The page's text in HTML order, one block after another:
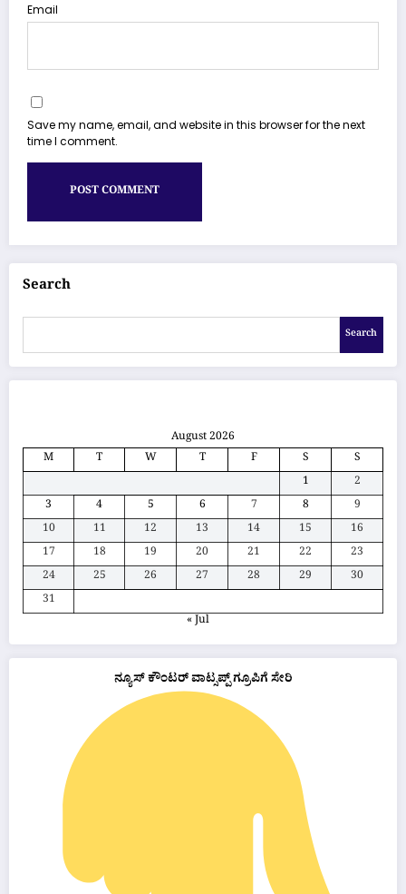
Email
Save my name, email, and website in this browser for the next
time I comment.
Search
Search
August 2026
M
T W T F S
S
1
2
3
4 5 6 7 8
9
10
11 12 13 14 15
16
17
18 19 20 21 22
23
24
25 26 27 28 29
30
31
« Jul
ನ್ಯೂಸ್ ಕೌಂಟರ್ ವಾಟ್ಸಪ್ಪ್ ಗ್ರೂಪಿಗೆ ಸೇರಿ